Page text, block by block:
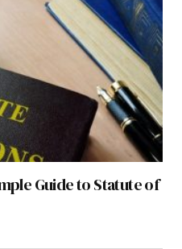
Guide to Statute of